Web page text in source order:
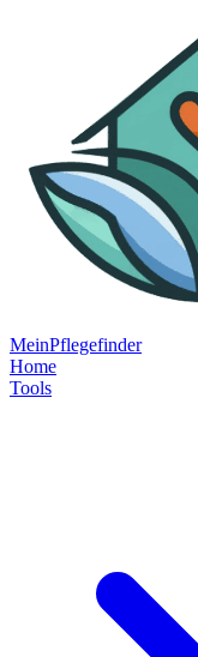
MeinPflegefinder
Home
Tools